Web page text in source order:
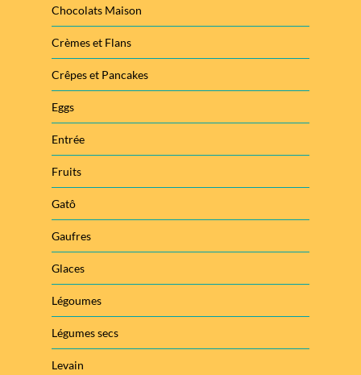
Chocolats Maison
Crèmes et Flans
Crêpes et Pancakes
Eggs
Entrée
Fruits
Gatô
Gaufres
Glaces
Légoumes
Légumes secs
Levain